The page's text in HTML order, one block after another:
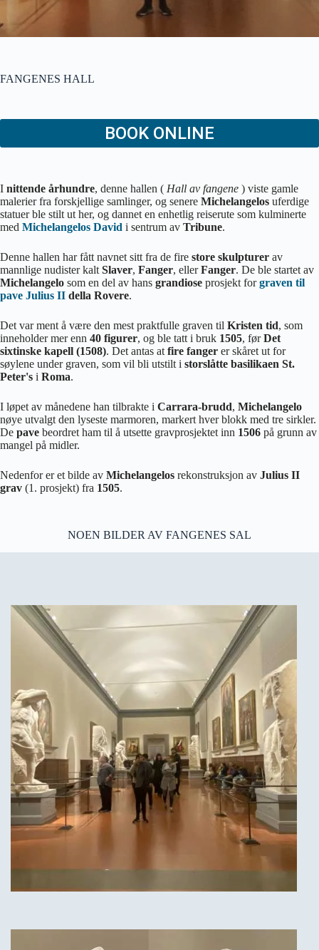
FANGENES HALL
BOOK ONLINE
I nittende århundre, denne hallen ( Hall av fangene ) viste gamle
malerier fra forskjellige samlinger, og senere Michelangelos uferdige
statuer ble stilt ut her, og dannet en enhetlig reiserute som kulminerte
med Michelangelos David i sentrum av Tribune.
Denne hallen har fått navnet sitt fra de fire store skulpturer av
mannlige nudister kalt Slaver, Fanger, ellerFanger. De ble startet av
Michelangelo som en del av hans grandiose prosjekt forgraven til
pave Julius II della Rovere.
Det var ment å være den mest praktfulle graven til Kristen tid, som
inneholder mer enn 40 figurer, og ble tatt i bruk 1505, førDet
sixtinske kapell (1508). Det antas at fire fanger er skåret ut for
søylene under graven, som vil bli utstilt i storslåtte basilikaen St.
Peter's i Roma.
I løpet av månedene han tilbrakte i Carrara-brudd, Michelangelo
nøye utvalgt den lyseste marmoren, markert hver blokk med tre sirkler.
De pave beordret ham til å utsette gravprosjektet inn 1506 på grunn av
mangel på midler.
Nedenfor er et bilde av Michelangelos rekonstruksjon av Julius II
grav (1. prosjekt) fra 1505.
NOEN BILDER AV FANGENES SAL